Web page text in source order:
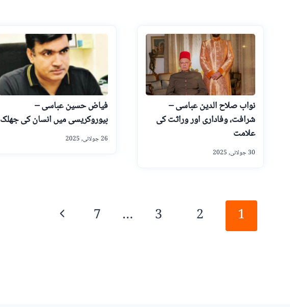
نواب صلاح الدین عباسی –
شرافت، وفاداری اور وراثت کی
علامت
30 جولائی, 2025
فیاض حسین عباسی –
بیوروکریسی میں انسان کی جھلک
26 جولائی, 2025
Page
navigation
1
2
3
…
7
Next